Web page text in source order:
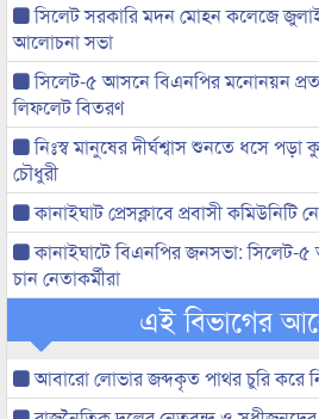
সিলেট সরকারি মদন মোহন কলেজে
আলোচনা সভা
সিলেট-৫ আসনে বিএনপির মনোনয়ন
লিফলেট বিতরণ
নিঃস্ব মানুষের দীর্ঘশ্বাস শুনতে ধসে পড়া
চৌধুরী
কানাইঘাট প্রেসক্লাবে প্রবাসী কমিউনিটি
কানাইঘাটে বিএনপির জনসভা: সিলেট-৫
চান নেতাকর্মীরা
এই বিভাগের
আবারো লোভার জব্দকৃত পাথর চুরি করে